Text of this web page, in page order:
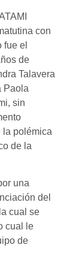
con
fue el
de
Talavera
Paola
sin
la polémica
de la
una
del
cual se
cual le
de